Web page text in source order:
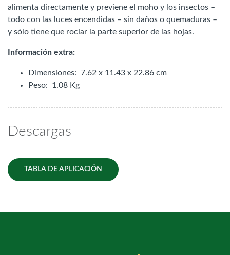
alimenta directamente y previene el moho y los insectos –
todo con las luces encendidas – sin daños o quemaduras –
y sólo tiene que rociar la parte superior de las hojas.
Información extra:
Dimensiones: 7.62 x 11.43 x 22.86 cm
Peso: 1.08 Kg
Descargas
TABLA DE APLICACIÓN